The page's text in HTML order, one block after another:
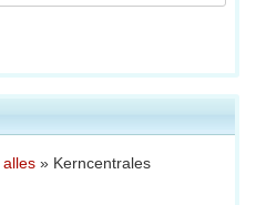
alles » Kerncentrales